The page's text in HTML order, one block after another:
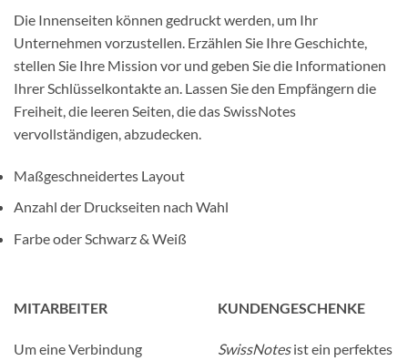
Die Innenseiten können gedruckt werden, um Ihr
Unternehmen vorzustellen. Erzählen Sie Ihre Geschichte,
stellen Sie Ihre Mission vor und geben Sie die Informationen
Ihrer Schlüsselkontakte an. Lassen Sie den Empfängern die
Freiheit, die leeren Seiten, die das SwissNotes
vervollständigen, abzudecken.
Maßgeschneidertes Layout
Anzahl der Druckseiten nach Wahl
Farbe oder Schwarz & Weiß
MITARBEITER
Um eine Verbindung
KUNDENGESCHENKE
SwissNotesist ein perfektes